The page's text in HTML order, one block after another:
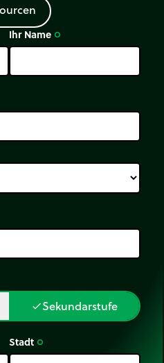
ourcen
Ihr Name trip_origin
doneSekundarstufe
Stadt trip_origin